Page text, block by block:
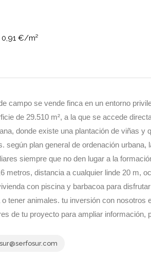
0,91 €/m²
campo se vende finca en un entorno
de 29.510 m², a la que se accede
donde existe una plantación de viñas
según plan general de ordenación
siempre que no den lugar a la
metros, distancia a cualquier linde 20 m,
con piscina y barbacoa para
tener animales. tu inversión con
de tu proyecto para ampliar